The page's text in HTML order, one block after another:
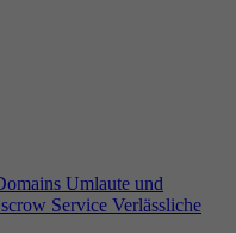
Umlaute und
Service Verlässliche